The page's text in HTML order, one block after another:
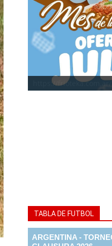
https://frioteka.com.ar/
TABLA DE FUTBOL